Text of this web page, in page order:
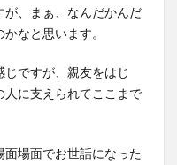
が、まぁ、なんだかんだ
なと思います。
ですが、親友をはじ
に支えられてここまで
場面でお世話になった